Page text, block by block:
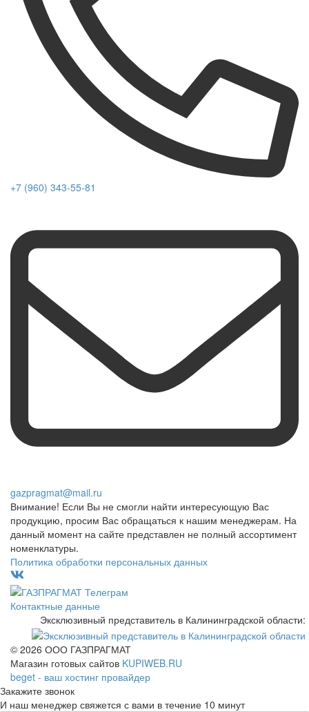
+7 (960) 343-55-81
gazpragmat@mail.ru
Внимание! Если Вы не смогли найти интересующую Вас
продукцию, просим Вас обращаться к нашим менеджерам. На
данный момент на сайте представлен не полный ассортимент
номенклатуры.
Политика обработки персональных данных
Контактные данные
Эксклюзивный представитель в Калининградской области:
© 2026 ООО ГАЗПРАГМАТ
Магазин готовых сайтов KUPIWEB.RU
beget - ваш хостинг провайдер
Закажите звонок
И наш менеджер свяжется с вами в течение 10 минут